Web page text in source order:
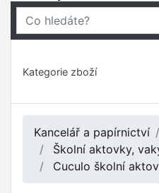
Kategorie zboží
Kancelář a papírnictví
Školní aktovky,
Cuculo školní